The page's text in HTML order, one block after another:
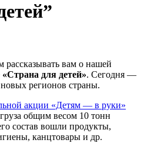
рассказывать вам о нашей
для детей». Сегодня —
регионов страны.
акции «Детям — в руки»
общим весом 10 тонн
состав вошли продукты,
канцтовары и др.